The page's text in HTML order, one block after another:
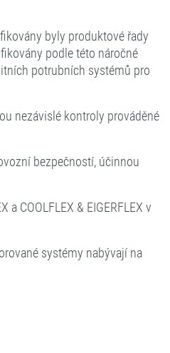
byly produktové řady
podle této náročné
potrubních systémů pro
nezávislé kontroly prováděné
bezpečností, účinnou
COOLFLEX & EIGERFLEX v
systémy nabývají na